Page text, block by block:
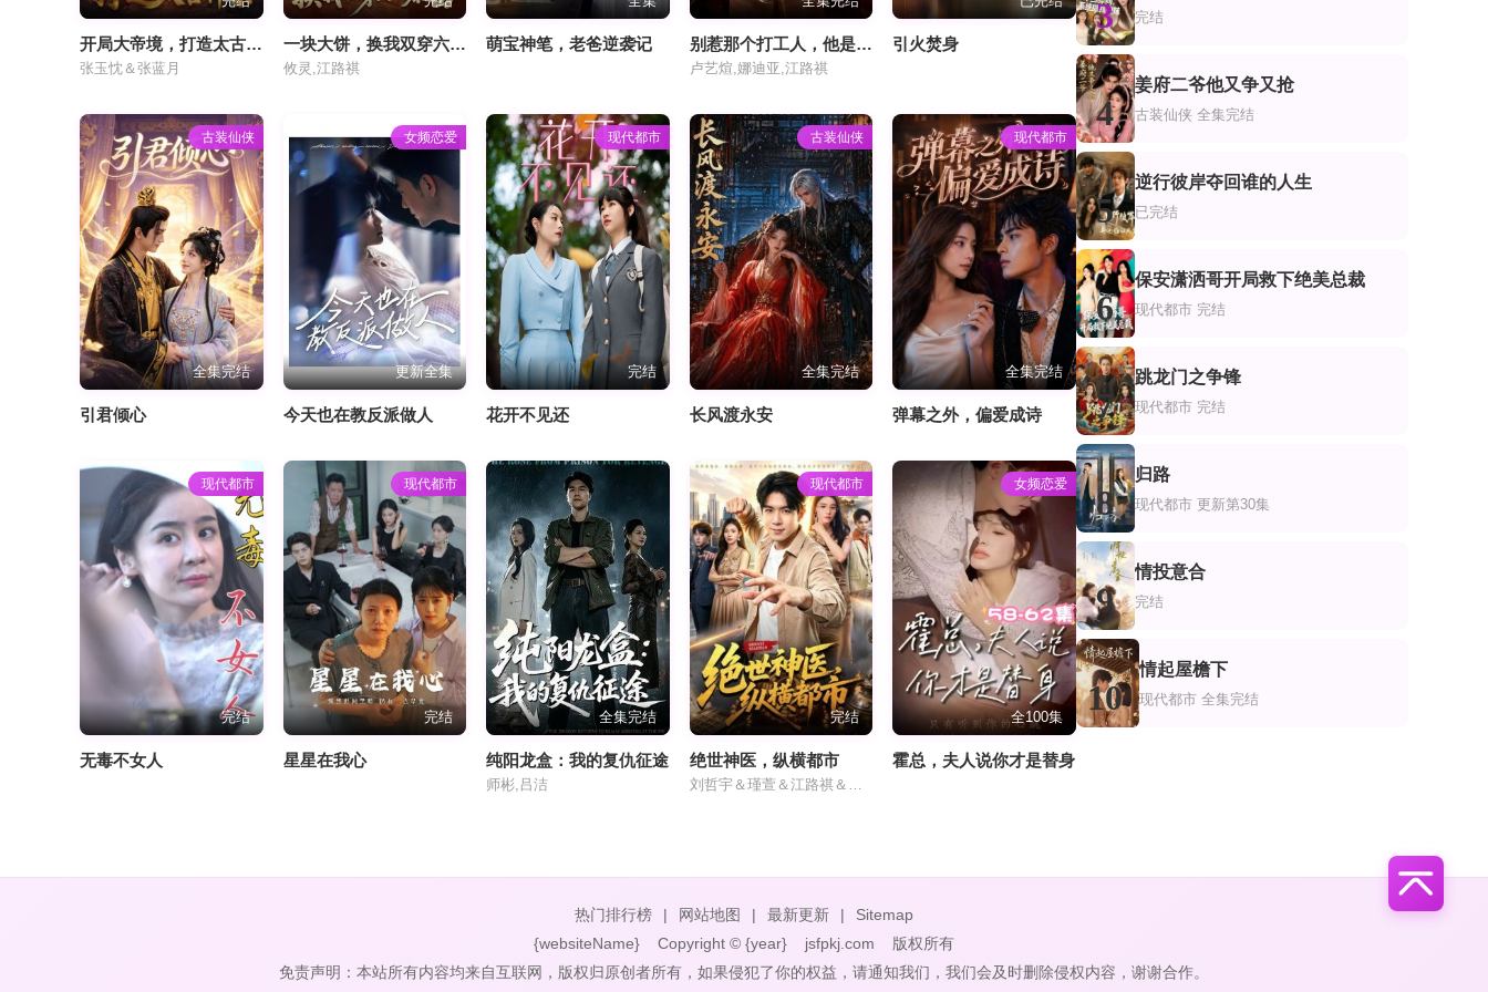
开局大帝境，打造太古神宗
张玉忱＆张蓝月
一块大饼，换我双穿六九暴富
攸灵,江路祺
萌宝神笔，老爸逆袭记 别惹那个打工人，他是透视小神医
卢艺煊,娜迪亚,江路祺
引火焚身
古装仙侠
全集完结
引君倾心
女频恋爱
更新全集
今天也在教反派做人
现代都市
完结
花开不见还
古装仙侠
全集完结
长风渡永安
现代都市
全集完结
弹幕之外，偏爱成诗
现代都市
完结
无毒不女人
现代都市
完结
星星在我心
全集完结
纯阳龙盒：我的复仇征途
师彬,吕洁
现代都市
完结
绝世神医，纵横都市
刘哲宇＆瑾萱＆江路祺＆郭殿财
女频恋爱
全100集
霍总，夫人说你才是替身
3 完结
4
姜府二爷他又争又抢
古装仙侠 全集完结
5
逆行彼岸夺回谁的人生
已完结
6
保安潇洒哥开局救下绝美总裁
现代都市 完结
7
跳龙门之争锋
现代都市 完结
8
归路
现代都市 更新第30集
9
情投意合
完结
10
情起屋檐下
现代都市 全集完结
热门排行榜 | 网站地图 | 最新更新 |
Sitemap
{websiteName}
Copyright © {year} jsfpkj.com
版权所有
免责声明：本站所有内容均来自互联网，版权归原创者所有，如果侵犯了你的权益，请通知我们，我们会及时删除侵权内容，谢谢合作。